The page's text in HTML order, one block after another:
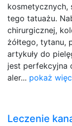
tego tatuażu.
chirurgicznej,
żółtego, tytanu,
artykuły do
jest perfekcyjna
aler... pokaż
Leczenie